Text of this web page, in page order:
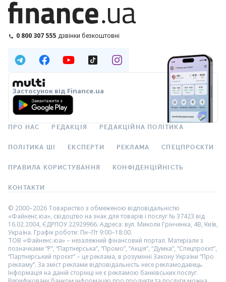
0 800 307 555 дзвінки безкоштовні
Застосунок від Finance.ua
ПРО НАС РЕДАКЦІЯ РЕДАКЦІЙНА ПОЛІТИКА
ПОЛІТИКА ШІ ЕКСПЕРТИ РЕКЛАМА СПЕЦПРОЄКТИ
ПРАВИЛА КОРИСТУВАННЯ КОНФІДЕНЦІЙНІСТЬ
КОНТАКТИ
© 2000–2026 Товариство з обмеженою відповідальністю
«Файненс.юа», свідоцтво на знак для товарів і послуг № 37423 від
16.02.2004, ЄДРПОУ 22929966. Адреса: вул. Миколи Грінченка, 4В, Київ,
Україна. Графік роботи: Пн–Пт 9:00–18:00.
ТОВ «Файненс.юа» – незалежний фінансовий портал. Матеріали з
позначками “Р”, “Партнерська”, “Промо”, “Акція”, “Думка”, “Спецпроєкт”,
“Партнерський проєкт” – це реклама, в розумінні Закону України “Про
рекламу”. За зміст реклами відповідальність несе рекламодавець.
Інформація на даній сторінці не є рекламою банківських послуг.